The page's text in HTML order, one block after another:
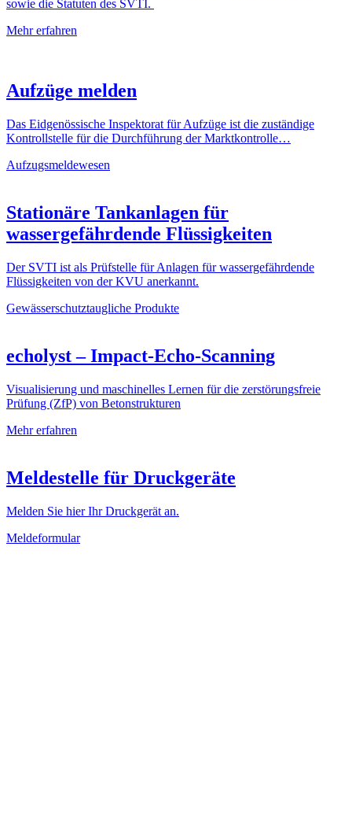
sowie die Statuten des SVTI.
Mehr erfahren
Aufzüge melden
Das Eidgenössische Inspektorat für Aufzüge ist die zuständige
Kontrollstelle für die Durchführung der Marktkontrolle…
Aufzugsmeldewesen
Stationäre Tankanlagen für
wassergefährdende Flüssigkeiten
Der SVTI ist als Prüfstelle für Anlagen für wassergefährdende
Flüssigkeiten von der KVU anerkannt.
Gewässerschutztaugliche Produkte
echolyst – Impact-Echo-Scanning
Visualisierung und maschinelles Lernen für die zerstörungsfreie
Prüfung (ZfP) von Betonstrukturen
Mehr erfahren
Meldestelle für Druckgeräte
Melden Sie hier Ihr Druckgerät an.
Meldeformular